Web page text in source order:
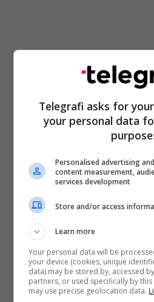
Telegrafi asks for
your personal data
Personalised advertising
content measurement,
services development
Store and/or access
Learn more
Your personal data will be
your device (cookies, unique
data) may be stored by, accessed
partners, or used specifically by
may use precise geolocation data.